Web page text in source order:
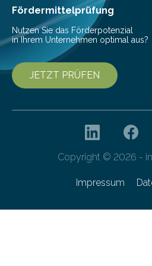
Campus und dem ÖPNV
Fördermittelprüfung
Nutzen Sie das Förderpotenzial
in Ihrem Unternehmen optimal aus?
JETZT PRÜFEN
Copyright © 2026 -
Impressum